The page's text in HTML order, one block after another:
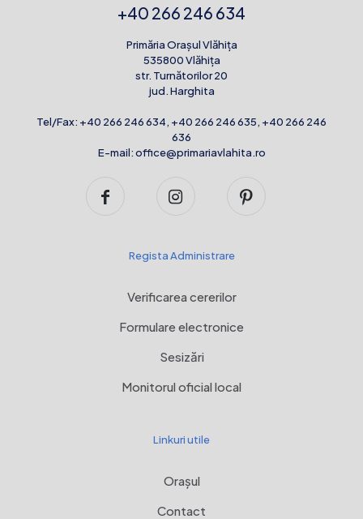
+40 266 246 634
Primăria Orașul Vlăhița
535800 Vlăhița
str. Turnătorilor 20
jud. Harghita
Tel/Fax: +40 266 246 634, +40 266 246 635, +40 266 246
636
E-mail:office@primariavlahita.ro
Regista Administrare
Verificarea cererilor
Formulare electronice
Sesizări
Monitorul oficial local
Linkuri utile
Orașul
Contact